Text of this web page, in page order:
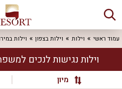
עמוד ראשי וילות וילות בצפון וילות
וילות נגישות לנכים
מיון